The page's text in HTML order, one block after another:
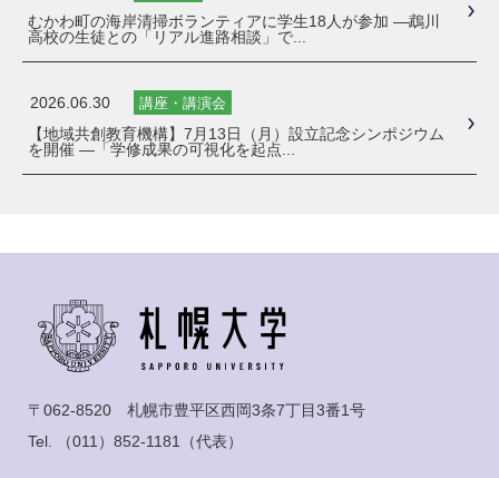
むかわ町の海岸清掃ボランティアに学生18人が参加 ―鵡川
高校の生徒との「リアル進路相談」で...
2026.06.30 講座・講演会
【地域共創教育機構】7月13日（月）設立記念シンポジウム
を開催 ―「学修成果の可視化を起点...
〒062-8520 札幌市豊平区西岡3条7丁目3番1号
Tel.
（011）852-1181 （代表）